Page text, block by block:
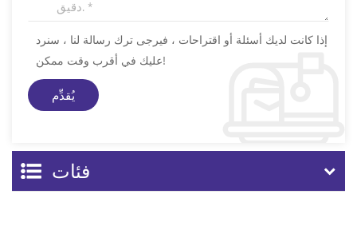
إذا كانت لديك أسئلة أو اقتراحات ، فيرجى ترك رسالة لنا ، سنرد
عليك في أقرب وقت ممكن!
فئات